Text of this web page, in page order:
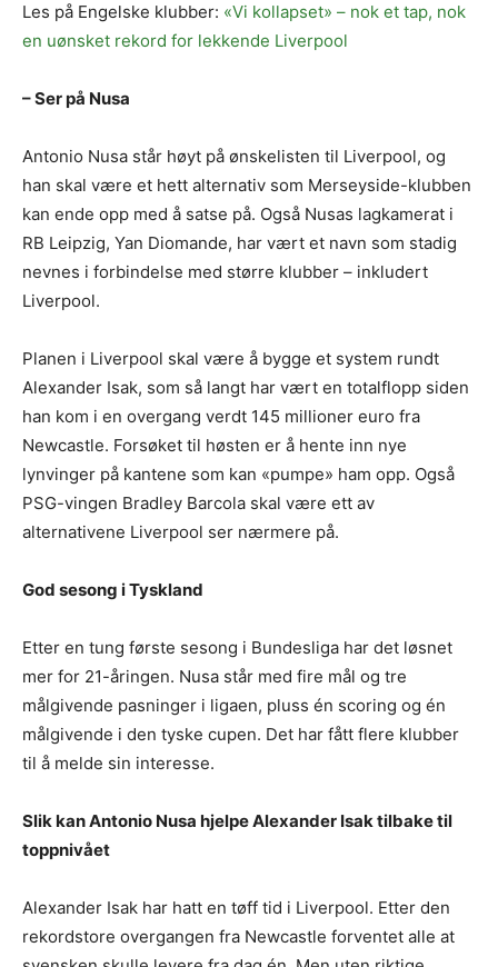
Les på Engelske klubber: «Vi kollapset» – nok et tap, nok
en uønsket rekord for lekkende Liverpool
– Ser på Nusa
Antonio Nusa står høyt på ønskelisten til Liverpool, og
han skal være et hett alternativ som Merseyside-klubben
kan ende opp med å satse på. Også Nusas lagkamerat i
RB Leipzig, Yan Diomande, har vært et navn som stadig
nevnes i forbindelse med større klubber – inkludert
Liverpool.
Planen i Liverpool skal være å bygge et system rundt
Alexander Isak, som så langt har vært en totalflopp siden
han kom i en overgang verdt 145 millioner euro fra
Newcastle. Forsøket til høsten er å hente inn nye
lynvinger på kantene som kan «pumpe» ham opp. Også
PSG-vingen Bradley Barcola skal være ett av
alternativene Liverpool ser nærmere på.
God sesong i Tyskland
Etter en tung første sesong i Bundesliga har det løsnet
mer for 21-åringen. Nusa står med fire mål og tre
målgivende pasninger i ligaen, pluss én scoring og én
målgivende i den tyske cupen. Det har fått flere klubber
til å melde sin interesse.
Slik kan Antonio Nusa hjelpe Alexander Isak tilbake til
toppnivået
Alexander Isak har hatt en tøff tid i Liverpool. Etter den
rekordstore overgangen fra Newcastle forventet alle at